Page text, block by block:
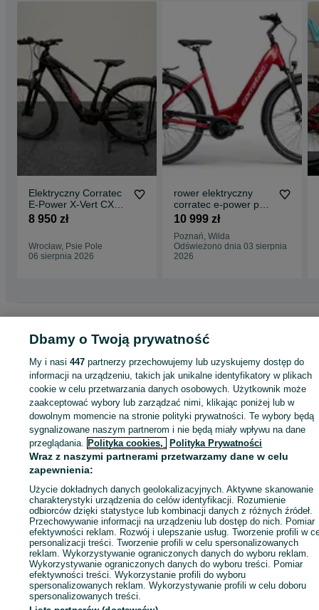
Elektryczny Corratec
E-Power X-Vert CX7
LTD Rama 44 Nowy
8 950 zł
Wrocław, Psie Pole
06 sierpnia 2026
rower elektryczny
corratec e-power p6
45cm | nexus bosch
10 999 zł
Poznań, Wilda
Odświeżono dnia 03 sierpnia
2026
elektryczne - Wielkopolskie
Rowery elektryczne - Poznań
- Naramowice
KATEGORIA
ID:1019882978 Wyświetlenia:
Wyślij wiadomość
Dbamy o Twoją prywatność
My i nasi447 partnerzy przechowujemy lub uzyskujemy dostęp do
informacji na urządzeniu, takich jak unikalne identyfikatory w plikach
cookie w celu przetwarzania danych osobowych. Użytkownik może
zaakceptować wybory lub zarządzać nimi, klikając poniżej lub w
dowolnym momencie na stronie polityki prywatności. Te wybory będą
sygnalizowane naszym partnerom i nie będą miały wpływu na dane
przeglądania. Polityka cookies, Polityka Prywatności
Wraz z naszymi partnerami przetwarzamy dane w celu
zapewnienia:
Użycie dokładnych danych geolokalizacyjnych. Aktywne skanowanie
charakterystyki urządzenia do celów identyfikacji. Rozumienie
odbiorców dzięki statystyce lub kombinacji danych z różnych źródeł.
Przechowywanie informacji na urządzeniu lub dostęp do nich. Pomiar
efektywności reklam. Rozwój i ulepszanie usług. Tworzenie profili w
personalizacji treści. Tworzenie profili w celu spersonalizowanych
reklam. Wykorzystywanie ograniczonych danych do wyboru reklam.
Wykorzystywanie ograniczonych danych do wyboru treści. Pomiar
efektywności treści. Wykorzystanie profili do wyboru
spersonalizowanych reklam. Wykorzystywanie profili w celu doboru
spersonalizowanych treści.